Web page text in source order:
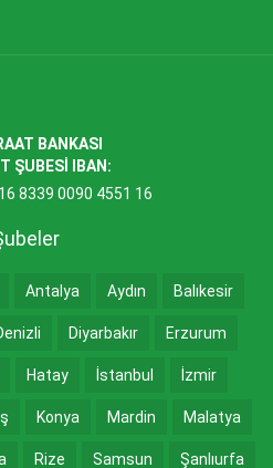
BANKASI
ŞUBESİ IBAN:
8339 0090 4551 16
Antalya Aydın Balıkesir
Diyarbakır Erzurum
Hatay İstanbul İzmir
Konya Mardin Malatya
Rize Samsun Şanlıurfa